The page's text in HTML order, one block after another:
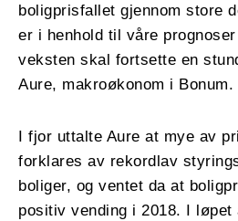
boligprisfallet gjennom store
er i henhold til våre
veksten skal fortsette en
Aure, makroøkonom i Bonum.
I fjor uttalte Aure at mye av
forklares av rekordlav
boliger, og ventet da at
positiv vending i 2018. I